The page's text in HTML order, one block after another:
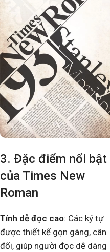
3. Đặc điểm nổi bật
của Times New
Roman
Tính dễ đọc cao: Các ký tự
được thiết kế gọn gàng, cân
đối, giúp người đọc dễ dàng